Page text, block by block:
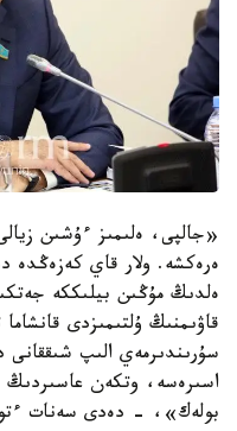
«جالپى، ەلىمىز ءۇشىن
ەرەكشە. ولار قاي كەزەڭدە
ەلدىڭ مۇڭىن بيلىككە
قاۋىمنىڭ ۇلتىمىزدى
سۇرىندىرمەي الىپ شىققانى
اسىرەسە، وتكەن عاسىردىڭ
بولەك»، - دەدى سەنات